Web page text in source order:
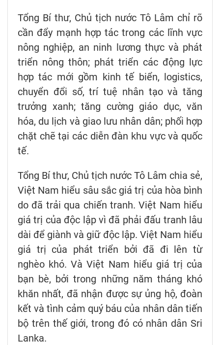
Tổng Bí thư, Chủ tịch nước Tô Lâm chỉ rõ
cần đẩy mạnh hợp tác trong các lĩnh vực
nông nghiệp, an ninh lương thực và phát
triển nông thôn; phát triển các động lực
hợp tác mới gồm kinh tế biển, logistics,
chuyển đổi số, trí tuệ nhân tạo và tăng
trưởng xanh; tăng cường giáo dục, văn
hóa, du lịch và giao lưu nhân dân; phối hợp
chặt chẽ tại các diễn đàn khu vực và quốc
tế.
Tổng Bí thư, Chủ tịch nước Tô Lâm chia sẻ,
Việt Nam hiểu sâu sắc giá trị của hòa bình
do đã trải qua chiến tranh. Việt Nam hiểu
giá trị của độc lập vì đã phải đấu tranh lâu
dài để giành và giữ độc lập. Việt Nam hiểu
giá trị của phát triển bởi đã đi lên từ
nghèo khó. Và Việt Nam hiểu giá trị của
bạn bè, bởi trong những năm tháng khó
khăn nhất, đã nhận được sự ủng hộ, đoàn
kết và tình cảm quý báu của nhân dân tiến
bộ trên thế giới, trong đó có nhân dân Sri
Lanka.